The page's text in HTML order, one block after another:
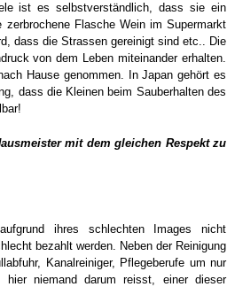
ist es selbstverständlich, dass sie ein
Flasche Wein im Supermarkt
dass die Strassen gereinigt sind etc.. Die
von dem Leben miteinander erhalten.
Hause genommen. In Japan gehört es
dass die Kleinen beim Sauberhalten des
mit dem gleichen Respekt zu
ihres schlechten Images nicht
bezahlt werden. Neben der Reinigung
Kanalreiniger, Pflegeberufe um nur
niemand darum reisst, einer dieser